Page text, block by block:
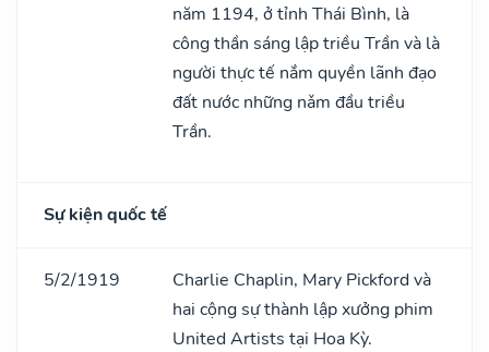
năm 1194, ở tỉnh Thái Bình, là
công thần sáng lập triều Trần và là
người thực tế nắm quyền lãnh đạo
đất nước những nǎm đầu triều
Trần.
Sự kiện quốc tế
5/2/1919
Charlie Chaplin, Mary Pickford và
hai cộng sự thành lập xưởng phim
United Artists tại Hoa Kỳ.